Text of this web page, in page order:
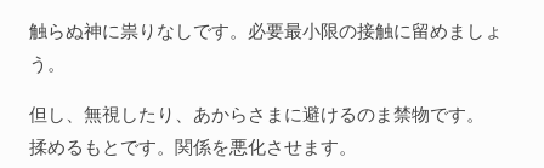
触らぬ神に祟りなしです。必要最小限の接触に留めましょ
う。
但し、無視したり、あからさまに避けるのま禁物です。
揉めるもとです。関係を悪化させます。